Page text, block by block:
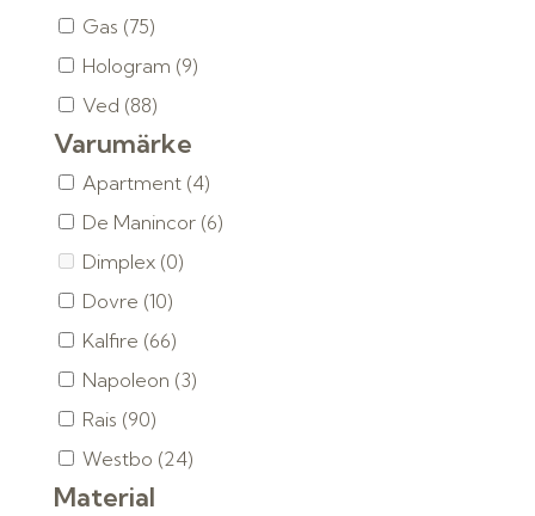
Gas (75)
Hologram (9)
Ved (88)
Varumärke
Apartment (4)
De Manincor (6)
Dimplex (0)
Dovre (10)
Kalfire (66)
Napoleon (3)
Rais (90)
Westbo (24)
Material